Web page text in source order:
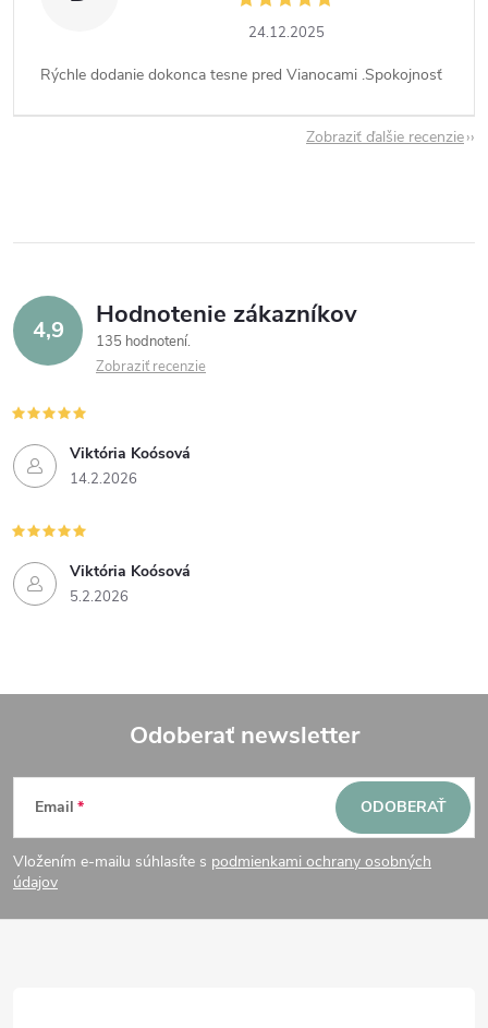
24.12.2025
Rýchle dodanie dokonca tesne pred Vianocami .Spokojnosť
Zobraziť ďalšie recenzie
4,9 Hodnotenie zákazníkov
135 hodnotení
Zobraziť recenzie
Viktória Koósová
14.2.2026
Viktória Koósová
5.2.2026
Z
á
p
Odoberať newsletter
Email
Vložením e-mailu súhlasíte s podmienkami ochrany osobných
údajov
ODOBERAŤ